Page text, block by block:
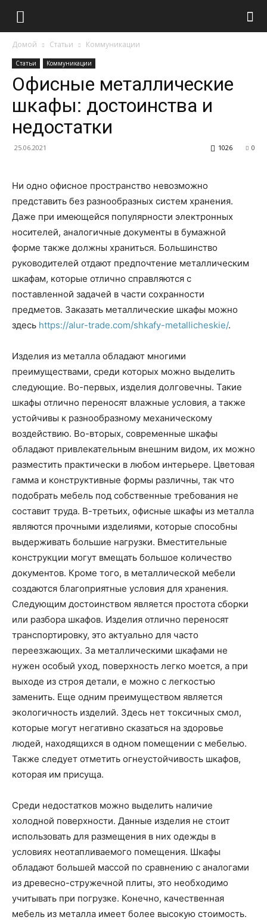
Домой Статьи Коммуникации
Статьи Коммуникации
Офисные металлические
шкафы: достоинства и
недостатки
25.06.2021 0
1026
Ни одно офисное пространство невозможно
представить без разнообразных систем хранения.
Даже при имеющейся популярности электронных
носителей, аналогичные документы в бумажной
форме также должны храниться. Большинство
руководителей отдают предпочтение металлическим
шкафам, которые отлично справляются с
поставленной задачей в части сохранности
предметов. Заказать металлические шкафы можно
здесь https://alur-trade.com/shkafy-metallicheskie/.
Изделия из металла обладают многими
преимуществами, среди которых можно выделить
следующие. Во-первых, изделия долговечны. Такие
шкафы отлично переносят влажные условия, а также
устойчивы к разнообразному механическому
воздействию. Во-вторых, современные шкафы
обладают привлекательным внешним видом, их можно
разместить практически в любом интерьере. Цветовая
гамма и конструктивные формы различны, так что
подобрать мебель под собственные требования не
составит труда. В-третьих, офисные шкафы из металла
являются прочными изделиями, которые способны
выдерживать большие нагрузки. Вместительные
конструкции могут вмещать большое количество
документов. Кроме того, в металлической мебели
создаются благоприятные условия для хранения.
Следующим достоинством является простота сборки
или разбора шкафов. Изделия отлично переносят
транспортировку, это актуально для часто
переезжающих. За металлическими шкафами не
нужен особый уход, поверхность легко моется, а при
выходе из строя детали, е можно с легкостью
заменить. Еще одним преимуществом является
экологичность изделий. Здесь нет токсичных смол,
которые могут негативно сказаться на здоровье
людей, находящихся в одном помещении с мебелью.
Также следует отметить огнеустойчивость шкафов,
которая им присуща.
Среди недостатков можно выделить наличие
холодной поверхности. Данные изделия не стоит
использовать для размещения в них одежды в
условиях неотапливаемого помещения. Шкафы
обладают большей массой по сравнению с аналогами
из древесно-стружечной плиты, это необходимо
учитывать при погрузке. Конечно, качественная
мебель из металла имеет более высокую стоимость.